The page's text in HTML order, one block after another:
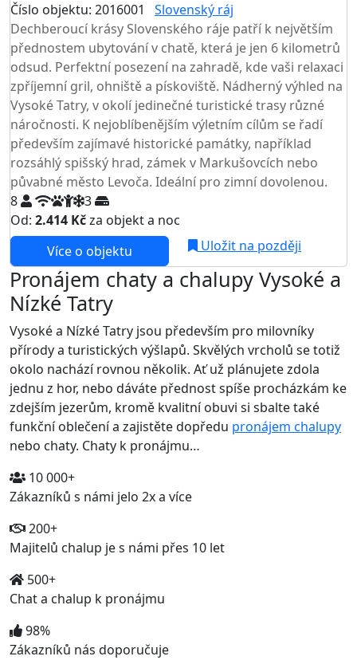
Číslo objektu: 2016001 Slovenský ráj
Dechberoucí krásy Slovenského ráje patří k největším
přednostem ubytování v chatě, která je jen 6 kilometrů
odsud. Perfektní posezení na zahradě, kde vaši relaxaci
zpříjemní gril, ohniště a pískoviště. Nádherný výhled na
Vysoké Tatry, v okolí jedinečné turistické trasy různé
náročnosti. K nejoblíbenějším výletním cílům se řadí
především zajímavé historické památky, například
rozsáhlý spišský hrad, zámek v Markušovcích nebo
půvabné město Levoča. Ideální pro zimní dovolenou.
8
3
Od: 2.414 Kčza objekt a noc
Více o objektu Uložit na později
Pronájem chaty a chalupy Vysoké a
Nízké Tatry
Vysoké a Nízké Tatry jsou především pro milovníky
přírody a turistických výšlapů. Skvělých vrcholů se totiž
okolo nachází rovnou několik. Ať už plánujete zdola
jednu z hor, nebo dáváte přednost spíše procházkám ke
zdejším jezerům, kromě kvalitní obuvi si sbalte také
funkční oblečení a zajistěte dopředu pronájem chalupy
nebo chaty. Chaty k pronájmu…
10 000+
Zákazníků s námi jelo 2x a více
200+
Majitelů chalup je s námi přes 10 let
500+
Chat a chalup k pronájmu
98%
Zákazníků nás doporučuje